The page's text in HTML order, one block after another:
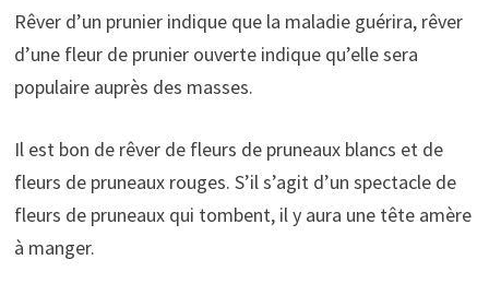
Rêver d’un prunier indique que la maladie guérira, rêver
d’une fleur de prunier ouverte indique qu’elle sera
populaire auprès des masses.
Il est bon de rêver de fleurs de pruneaux blancs et de
fleurs de pruneaux rouges. S’il s’agit d’un spectacle de
fleurs de pruneaux qui tombent, il y aura une tête amère
à manger.